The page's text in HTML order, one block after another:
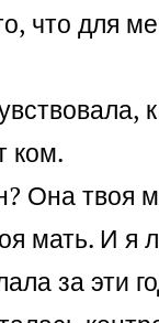
что для
ком.
Она твоя
мать. И я
за эти